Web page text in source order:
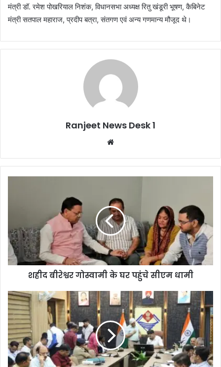
मंत्री डॉ. रमेश पोखरियाल निशंक, विधानसभा अध्यक्ष रितु खंडूरी भूषण, कैबिनेट
मंत्री सतपाल महाराज, प्रदीप बत्रा, संतगण एवं अन्य गणमान्य मौजूद थे।
Ranjeet News Desk 1
te
शहीद बीरेश्वर गोस्वामी के घर पहुंचे सीएम धामी